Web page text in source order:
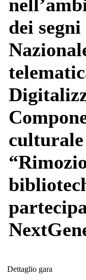
dei
culturale
Dettaglio gara